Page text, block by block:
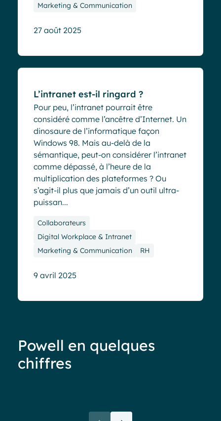
Marketing & Communication
27 août 2025
L’intranet est-il ringard ?
Pour peu, l’intranet pourrait être
considéré comme l’ancêtre d’Internet. Un
dinosaure de l’informatique façon
Windows 98. Mais au-delà de la
sémantique, peut-on considérer l’intranet
comme dépassé, à l’heure de la
multiplication des plateformes ? Ou
s’agit-il plus que jamais d’un outil ultra-
puissan...
Collaborateurs
Digital Workplace & Intranet
Marketing & Communication
RH
9 avril 2025
Powell en quelques
chiffres